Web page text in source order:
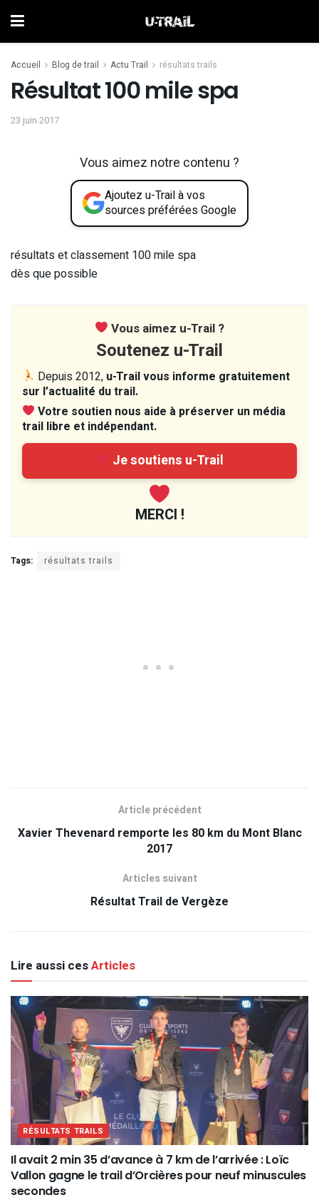
Accueil Blog de trail Actu Trail résultats trails
Résultat 100 mile spa
23 juin 2017
Vous aimez notre contenu ?
Ajoutez u-Trail à vos
sources préférées Google
résultats et classement 100 mile spa
dès que possible
Vous aimez u-Trail ?
Soutenez u-Trail
Depuis 2012, u-Trail vous informe gratuitement
sur l’actualité du trail.
Votre soutien nous aide à préserver un média
trail libre et indépendant.
Je soutiens u-Trail
MERCI !
Tags: résultats trails
Article précédent
Xavier Thevenard remporte les 80 km du Mont Blanc
2017
Articles suivant
Résultat Trail de Vergèze
Lire aussi cesArticles
RÉSULTATS TRAILS
Il avait 2 min 35 d’avance à 7 km de l’arrivée : Loïc
Vallon gagne le trail d’Orcières pour neuf minuscules
secondes